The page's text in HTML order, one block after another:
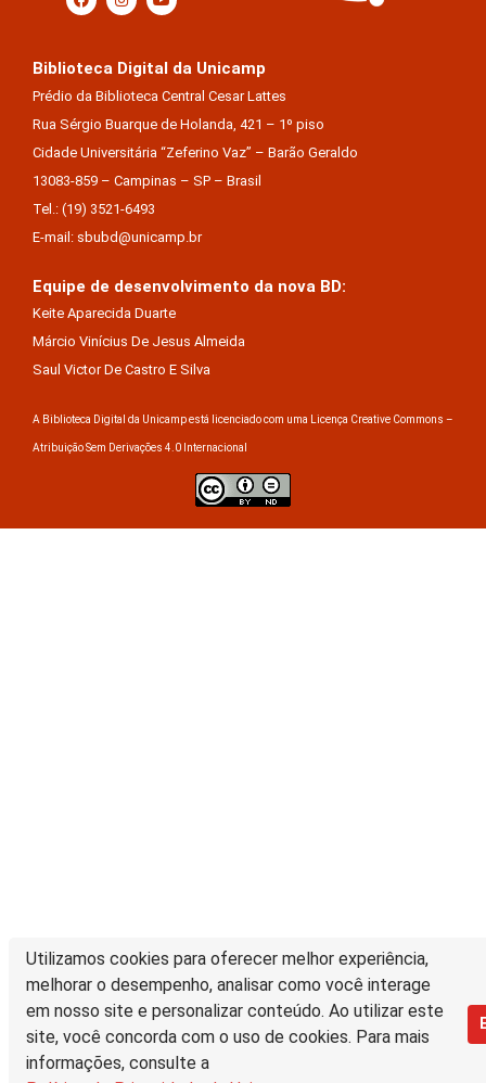
Utilizamos cookies para oferecer melhor experiência,
melhorar o desempenho, analisar como você interage
em nosso site e personalizar conteúdo. Ao utilizar este
site, você concorda com o uso de cookies. Para mais
informações, consulte a
Biblioteca Digital da Unicamp
Prédio da Biblioteca Central Cesar Lattes
Rua Sérgio Buarque de Holanda, 421 – 1º piso
Cidade Universitária “Zeferino Vaz” – Barão Geraldo
13083-859 – Campinas – SP – Brasil
Tel.: (19) 3521-6493
E-mail: sbubd@unicamp.br
Equipe de desenvolvimento da nova BD:
Keite Aparecida Duarte
Márcio Vinícius De Jesus Almeida
Saul Victor De Castro E Silva
A Biblioteca Digital da Unicamp está licenciado com uma Licença Creative Commons –
Atribuição Sem Derivações 4.0 Internacional